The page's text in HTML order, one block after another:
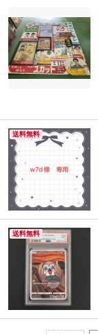
送料無料
送料無料